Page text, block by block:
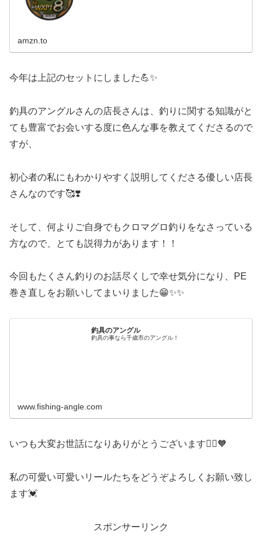
amzn.to
今年は上記のセットにしました💪✨
釣具のアングルさんの店長さんは、釣りに関する知識がと
ても豊富でお会いする度に色んな事を教えてくださるので
すが、
初心者の私にもわかりやすく説明してくださる優しい店長
さんなのです🥰❣️
そして、何よりご自身でもクロマグロ釣りをなさっている
方なので、とても説得力があります！！
今回もたくさん釣りのお話尽くしで幸せ気分になり、PE
巻き直しをお願いしてまいりました😁✨✨
釣具のアングル
釣具の事なら千歳市のアングル！
www.fishing-angle.com
いつも大変お世話になりありがとうございます🙇‍♀️🧡
私の可愛い可愛いリールたちをどうぞよろしくお願い致し
ます💓
スポンサーリンク